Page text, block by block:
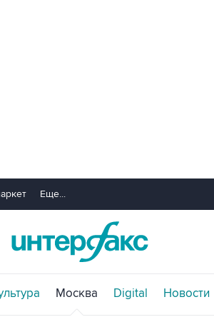
Еще...
Москва Digital Новости